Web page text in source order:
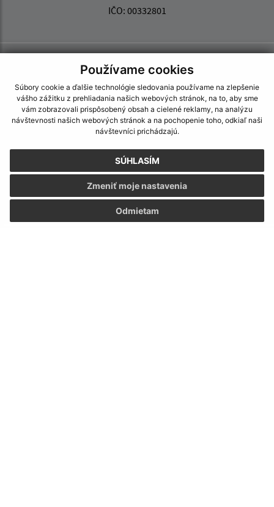
Používame cookies
Súbory cookie a ďalšie technológie sledovania používame na zlepšenie
vášho zážitku z prehliadania našich webových stránok, na to, aby sme
vám zobrazovali prispôsobený obsah a cielené reklamy, na analýzu
návštevnosti našich webových stránok a na pochopenie toho, odkiaľ naši
návštevníci prichádzajú.
SÚHLASÍM
Odmietam
Zmeniť moje nastavenia
IČO: 00332801